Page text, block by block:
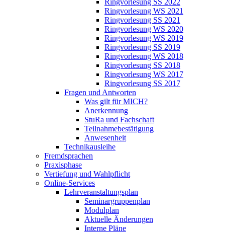
Ringvorlesung SS 2022
Ringvorlesung WS 2021
Ringvorlesung SS 2021
Ringvorlesung WS 2020
Ringvorlesung WS 2019
Ringvorlesung SS 2019
Ringvorlesung WS 2018
Ringvorlesung SS 2018
Ringvorlesung WS 2017
Ringvorlesung SS 2017
Fragen und Antworten
Was gilt für MICH?
Anerkennung
StuRa und Fachschaft
Teilnahmebestätigung
Anwesenheit
Technikausleihe
Fremdsprachen
Praxisphase
Vertiefung und Wahlpflicht
Online-Services
Lehrveranstaltungsplan
Seminargruppenplan
Modulplan
Aktuelle Änderungen
Interne Pläne